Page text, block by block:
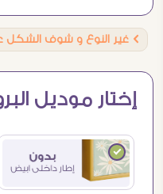
Ö غير النوع و شوف الشكل
إختار موديل